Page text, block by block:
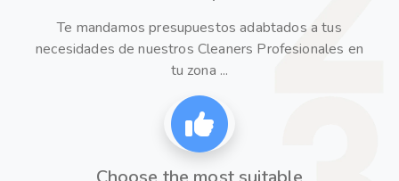
Te mandamos presupuestos adabtados a tus
necesidades de nuestros Cleaners Profesionales en
tu zona ...